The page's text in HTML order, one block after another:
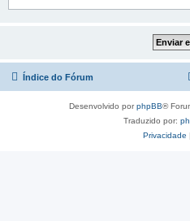
Índice do Fórum
Desenvolvido porphpBB®
Traduzido por:
Privacidade